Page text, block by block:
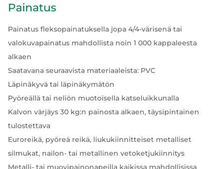
Painatus
Painatus fleksopainatuksella jopa 4/4-värisenä tai
valokuvapainatus mahdollista noin 1 000 kappaleesta
alkaen
Saatavana seuraavista materiaaleista: PVC
Läpinäkyvä tai läpinäkymätön
Pyöreällä tai neliön muotoisella katseluikkunalla
Kalvon värjäys 30 kg:n painosta alkaen, täysipintainen
tulostettava
Euroreikä, pyöreä reikä, liukukiinnitteiset metalliset
silmukat, nailon- tai metallinen vetoketjukiinnitys
Metalli- tai muovipainonapeilla kaikissa mahdollisissa